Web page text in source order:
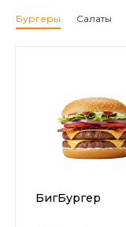
Бургеры Салаты
БигБургер